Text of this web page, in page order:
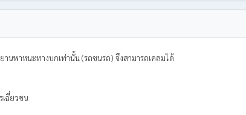
นพาหนะทางบกเท่านั้น (รถชนรถ) จึงสามารถเคลมได้
เฉี่ยวชน